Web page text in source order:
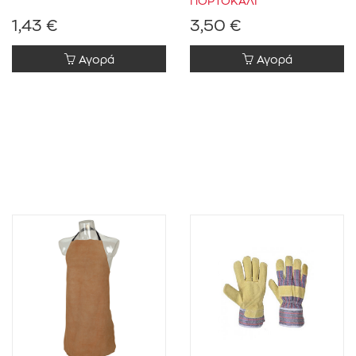
1,43 €
Αγορά
3,50 €
Αγορά